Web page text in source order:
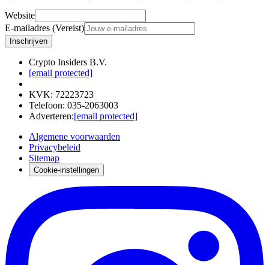
Website
E-mailadres (Vereist)
Inschrijven
Crypto Insiders B.V.
[email protected]
KVK: 72223723
Telefoon: 035-2063003
Adverteren:[email protected]
Algemene voorwaarden
Privacybeleid
Sitemap
Cookie-instellingen